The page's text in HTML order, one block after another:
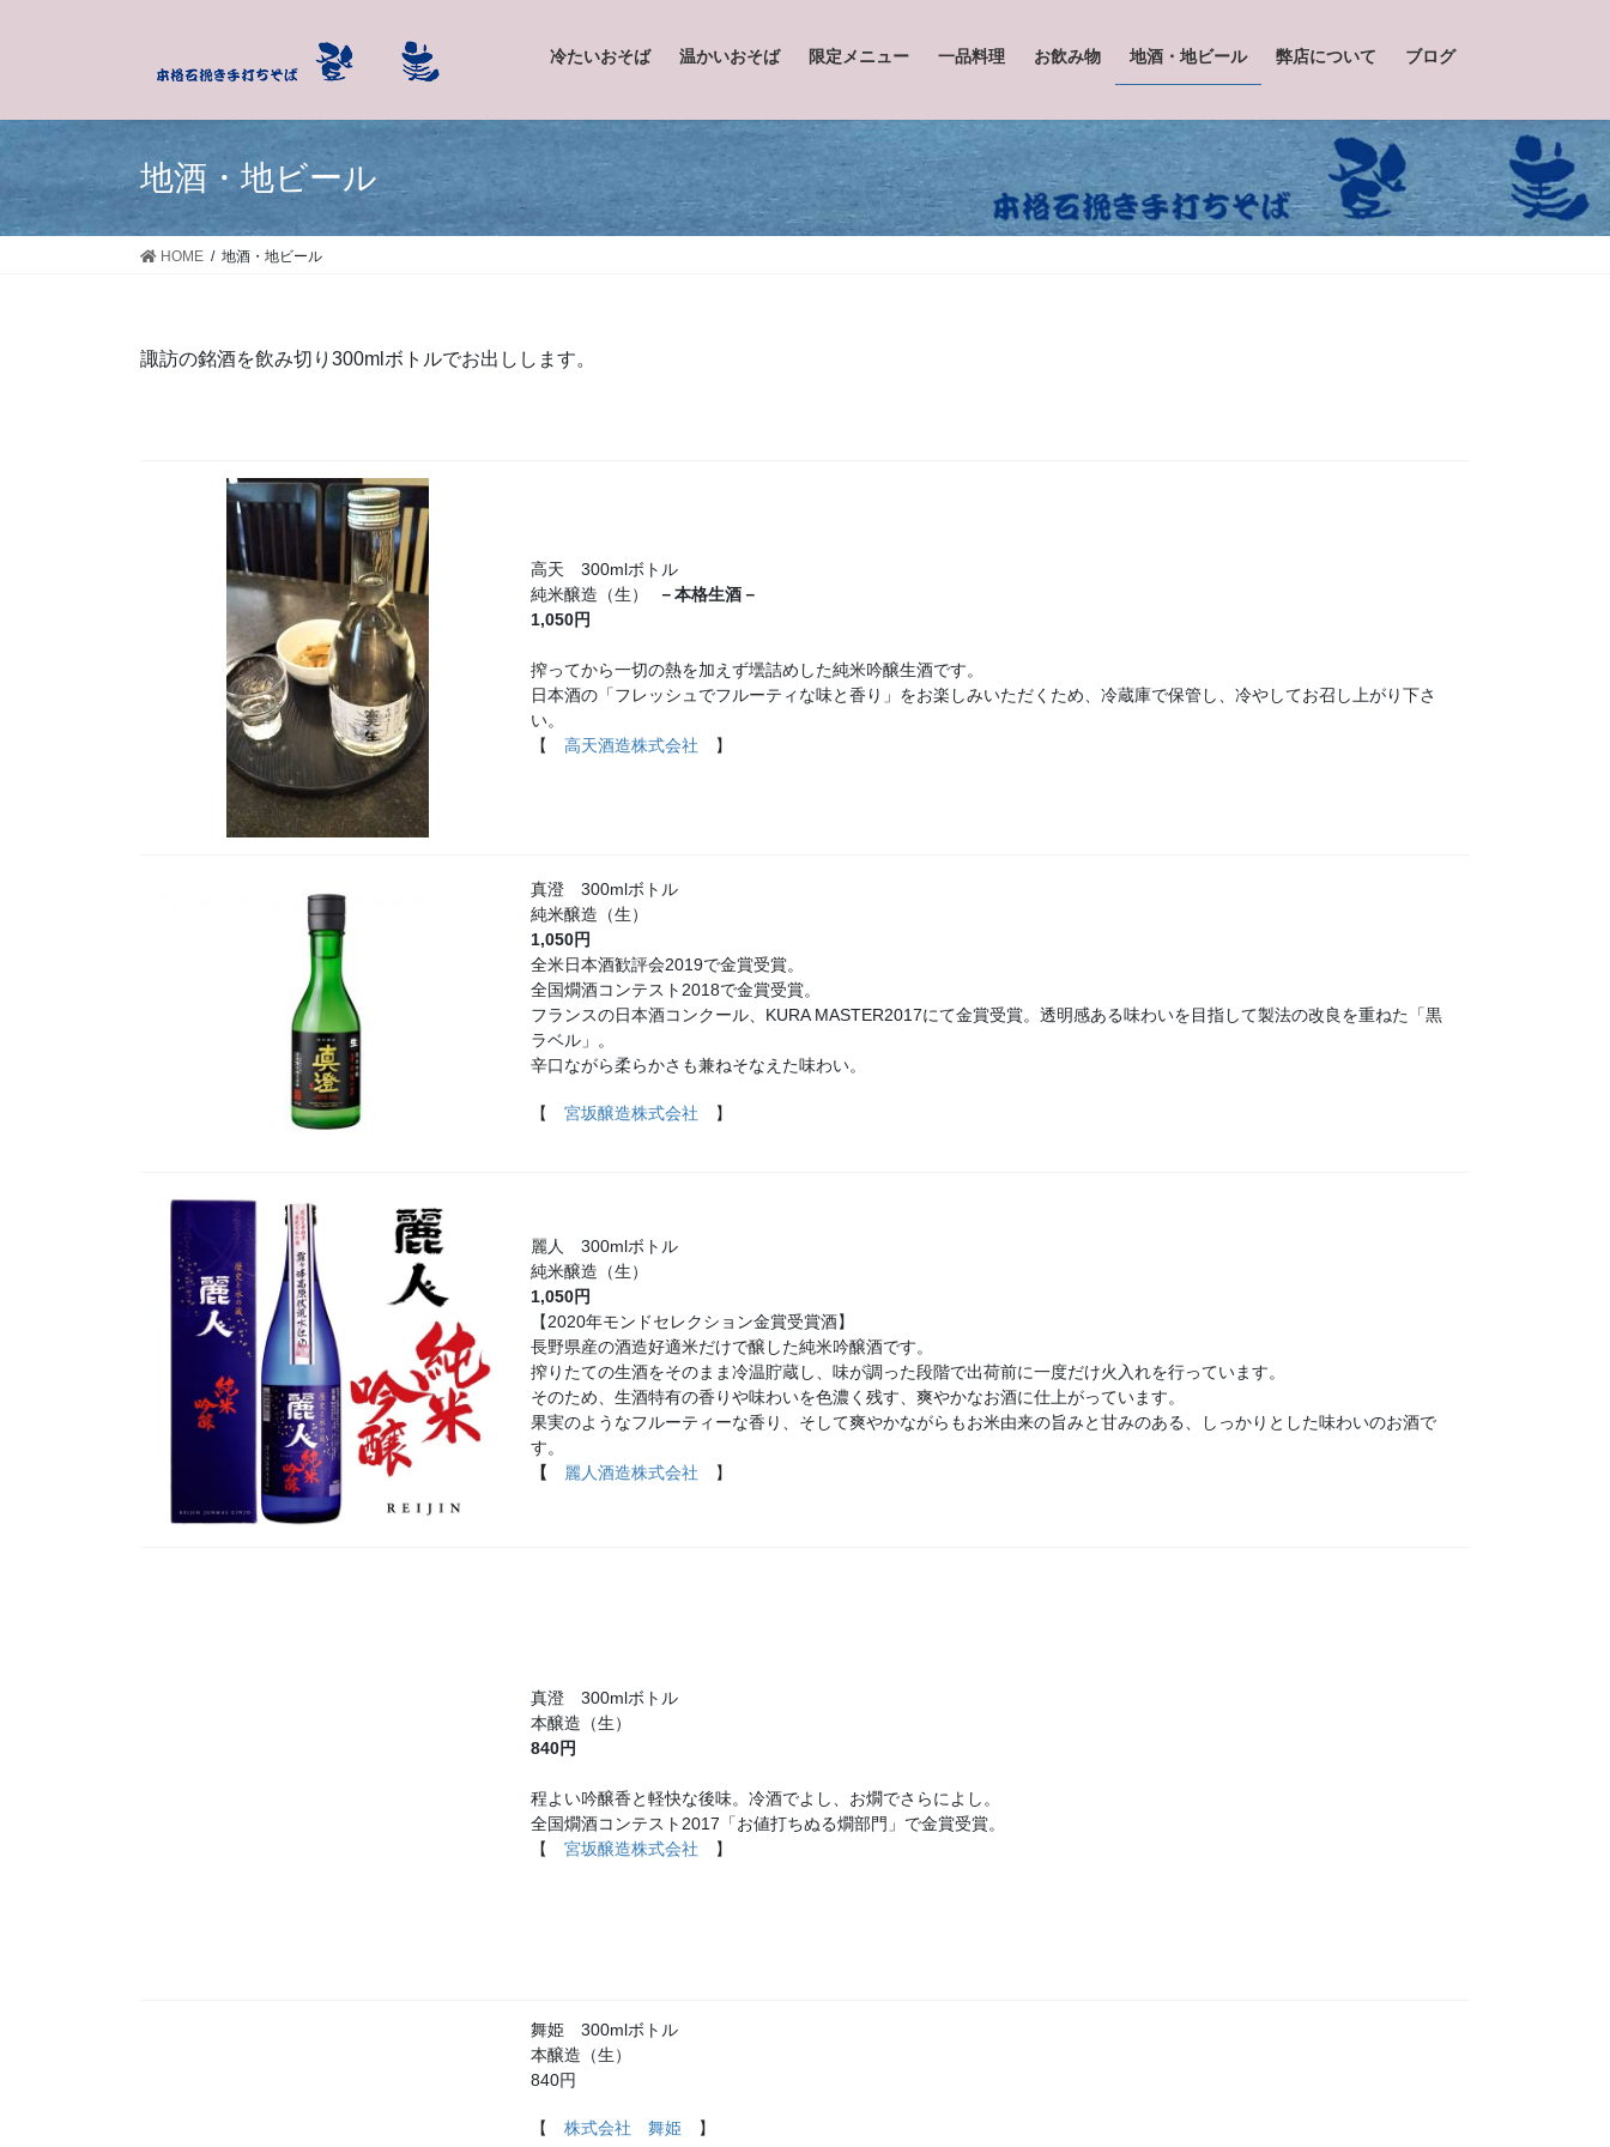
移
冷たいおそば 温かいおそば 限定メニュー 一品料理 お飲み物 地酒・地ビール 弊店について ブログ
地酒・地ビール
HOME 地酒・地ビール
諏訪の銘酒を飲み切り300mlボトルでお出しします。
高天 300mlボトル
純米醸造（生）
－本格生酒－
1,050円
搾ってから一切の熱を加えず壜詰めした純米吟醸生酒です。
日本酒の「フレッシュでフルーティな味と香り」をお楽しみいただくため、冷蔵庫で保管し、冷やしてお召し上がり下さ
い。
【
高天酒造株式会社 】
真澄 300mlボトル
純米醸造（生）
1,050円
全米日本酒歓評会2019で金賞受賞。
全国燗酒コンテスト2018で金賞受賞。
フランスの日本酒コンクール、KURA MASTER2017にて金賞受賞。透明感ある味わいを目指して製法の改良を重ねた「黒
ラベル」。
辛口ながら柔らかさも兼ねそなえた味わい。
【 宮坂醸造株式会社 】
麗人 300mlボトル
純米醸造（生）
1,050円
【2020年モンドセレクション金賞受賞酒】
長野県産の酒造好適米だけで醸した純米吟醸酒です。
搾りたての生酒をそのまま冷温貯蔵し、味が調った段階で出荷前に一度だけ火入れを行っています。
そのため、生酒特有の香りや味わいを色濃く残す、爽やかなお酒に仕上がっています。
果実のようなフルーティーな香り、そして爽やかながらもお米由来の旨みと甘みのある、しっかりとした味わいのお酒で
す。
【 麗人酒造株式会社 】
真澄 300mlボトル
本醸造（生）
840円
程よい吟醸香と軽快な後味。冷酒でよし、お燗でさらによし。
全国燗酒コンテスト2017「お値打ちぬる燗部門」で金賞受賞。
【 宮坂醸造株式会社 】
舞姫 300mlボトル
本醸造（生）
840円
【 株式会社 舞姫 】